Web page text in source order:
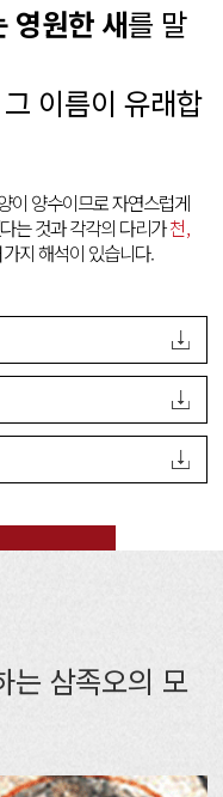
영원한 새를 말
이름이 유래합
이 양수이므로 자연스럽게
는 것과 각각의 다리가천,
지 해석이 있습니다.
는 삼족오의 모